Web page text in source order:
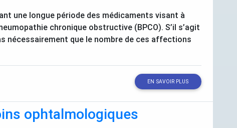
une longue période des médicaments visant à
chronique obstructive (BPCO). S’il s’agit
nécessairement que le nombre de ces affections
EN SAVOIR PLUS
ophtalmologiques